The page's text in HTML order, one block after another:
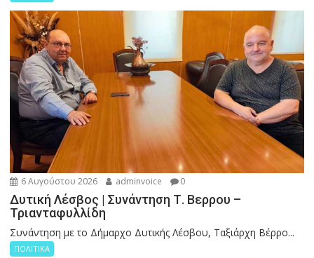
6 Αυγούστου 2026 adminvoice 0
Δυτική Λέσβος | Συνάντηση Τ. Βερρου –
Τριανταφυλλίδη
Συνάντηση με το Δήμαρχο Δυτικής Λέσβου, Ταξιάρχη Βέρρο...
ΠΟΛΙΤΙΚΑ